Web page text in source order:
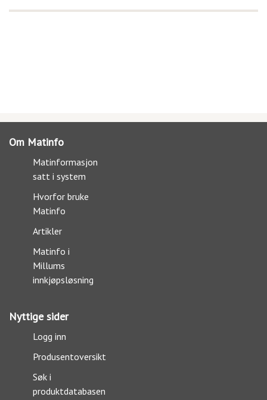
Om Matinfo
Matinformasjon
satt i system
Hvorfor bruke
Matinfo
Artikler
Matinfo i
Millums
innkjøpsløsning
Nyttige sider
Logg inn
Produsentoversikt
Søk i
produktdatabasen